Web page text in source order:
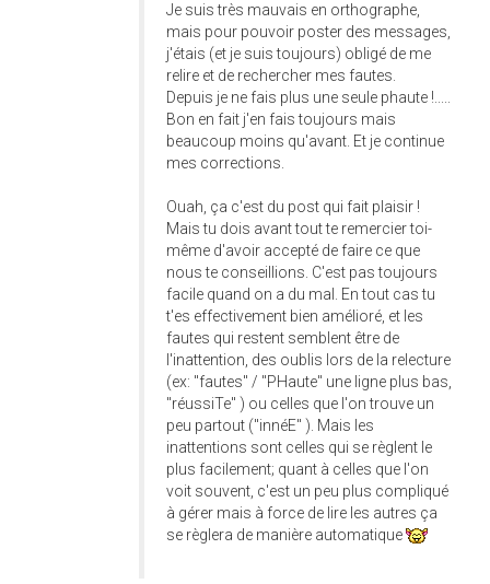
Je suis très mauvais en orthographe,
mais pour pouvoir poster des messages,
j'étais (et je suis toujours) obligé de me
relire et de rechercher mes fautes.
Depuis je ne fais plus une seule phaute !.....
Bon en fait j'en fais toujours mais
beaucoup moins qu'avant. Et je continue
mes corrections.
Ouah, ça c'est du post qui fait plaisir !
Mais tu dois avant tout te remercier toi-
même d'avoir accepté de faire ce que
nous te conseillions. C'est pas toujours
facile quand on a du mal. En tout cas tu
t'es effectivement bien amélioré, et les
fautes qui restent semblent être de
l'inattention, des oublis lors de la relecture
(ex: "fautes" / "PHaute" une ligne plus bas,
"réussiTe" ) ou celles que l'on trouve un
peu partout ("innéE" ). Mais les
inattentions sont celles qui se règlent le
plus facilement; quant à celles que l'on
voit souvent, c'est un peu plus compliqué
à gérer mais à force de lire les autres ça
se règlera de manière automatique